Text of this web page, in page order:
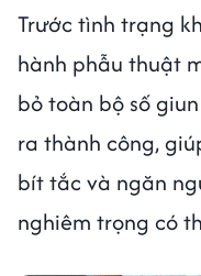
Trước tình trạng
hành phẫu thuật
bỏ toàn bộ số
ra thành công,
bít tắc và ngăn
nghiêm trọng có